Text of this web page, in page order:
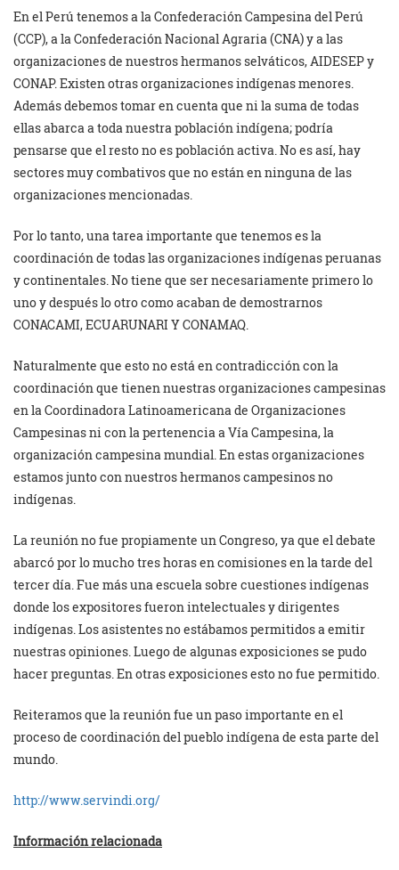
En el Perú tenemos a la Confederación Campesina del Perú
(CCP), a la Confederación Nacional Agraria (CNA) y a las
organizaciones de nuestros hermanos selváticos, AIDESEP y
CONAP. Existen otras organizaciones indígenas menores.
Además debemos tomar en cuenta que ni la suma de todas
ellas abarca a toda nuestra población indígena; podría
pensarse que el resto no es población activa. No es así, hay
sectores muy combativos que no están en ninguna de las
organizaciones mencionadas.
Por lo tanto, una tarea importante que tenemos es la
coordinación de todas las organizaciones indígenas peruanas
y continentales. No tiene que ser necesariamente primero lo
uno y después lo otro como acaban de demostrarnos
CONACAMI, ECUARUNARI Y CONAMAQ.
Naturalmente que esto no está en contradicción con la
coordinación que tienen nuestras organizaciones campesinas
en la Coordinadora Latinoamericana de Organizaciones
Campesinas ni con la pertenencia a Vía Campesina, la
organización campesina mundial. En estas organizaciones
estamos junto con nuestros hermanos campesinos no
indígenas.
La reunión no fue propiamente un Congreso, ya que el debate
abarcó por lo mucho tres horas en comisiones en la tarde del
tercer día. Fue más una escuela sobre cuestiones indígenas
donde los expositores fueron intelectuales y dirigentes
indígenas. Los asistentes no estábamos permitidos a emitir
nuestras opiniones. Luego de algunas exposiciones se pudo
hacer preguntas. En otras exposiciones esto no fue permitido.
Reiteramos que la reunión fue un paso importante en el
proceso de coordinación del pueblo indígena de esta parte del
mundo.
http://www.servindi.org/
Información relacionada